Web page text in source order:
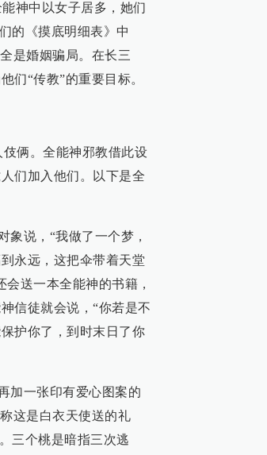
神中以女子居多，她们
的《摸底明细表》中
是婚姻骗局。在长三
们“传教”的重要目标。
俩。全能神邪教借此设
们加入他们。以下是全
说，“我做了一个梦，
永远，这把伞带着天堂
送一本全能神的书籍，
信徒就会说，“你若是不
护你了，到时末日了你
一张印有爱心图案的
这是白衣天使送的礼
三个桃是暗指三次逃